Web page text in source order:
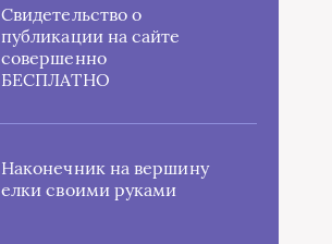
Свидетельство о
публикации на сайте
совершенно
БЕСПЛАТНО
Наконечник на вершину
елки своими руками